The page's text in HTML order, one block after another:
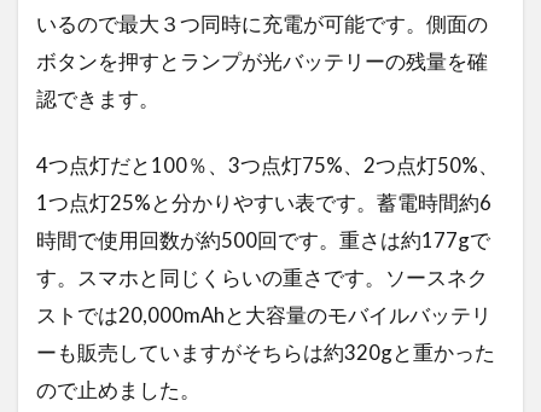
いるので最大３つ同時に充電が可能です。側面の
ボタンを押すとランプが光バッテリーの残量を確
認できます。
4つ点灯だと100％、3つ点灯75%、2つ点灯50%、
1つ点灯25%と分かりやすい表です。蓄電時間約6
時間で使用回数が約500回です。重さは約177gで
す。スマホと同じくらいの重さです。ソースネク
ストでは20,000mAhと大容量のモバイルバッテリ
ーも販売していますがそちらは約320gと重かった
ので止めました。